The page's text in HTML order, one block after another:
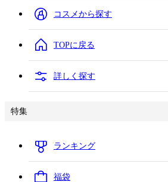
コスメから探す
TOPに戻る
詳しく探す
特集
ランキング
福袋